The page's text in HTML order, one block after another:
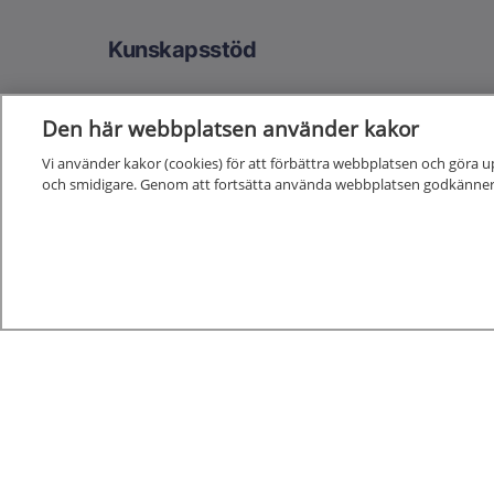
Kunskapsstöd
Alla kunskapsstöd
Nya och reviderade kunskapsstöd
Kunskapsstöd på remiss
Den här webbplatsen använder kakor
Vi använder kakor (cookies) för att förbättra webbplatsen och göra
och smidigare. Genom att fortsätta använda webbplatsen